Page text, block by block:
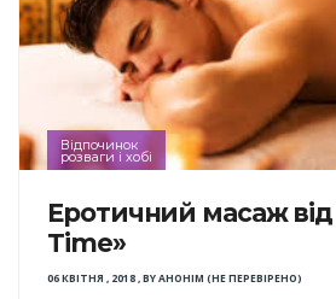
Відпочинок
розваги і хобі
Еротичний масаж від
Time»
06 КВІТНЯ , 2018,BYАНОНІМ (НЕ ПЕРЕВІРЕНО)